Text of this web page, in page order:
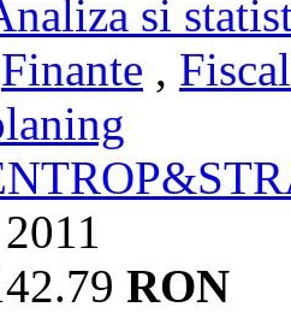
si
Finante ,
2011
RON